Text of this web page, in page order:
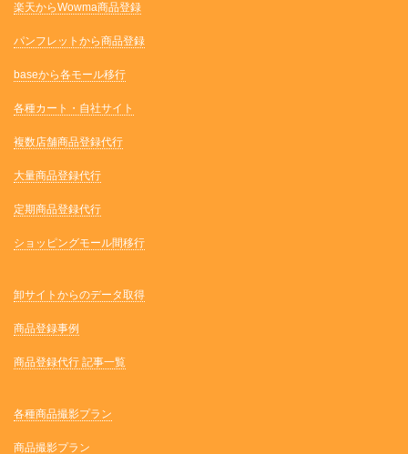
楽天からWowma商品登録
パンフレットから商品登録
baseから各モール移行
各種カート・自社サイト
複数店舗商品登録代行
大量商品登録代行
定期商品登録代行
ショッピングモール間移行
卸サイトからのデータ取得
商品登録事例
商品登録代行 記事一覧
各種商品撮影プラン
商品撮影プラン